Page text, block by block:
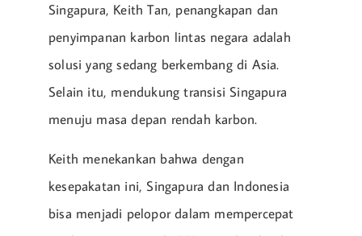
Singapura, Keith Tan, penangkapan dan
penyimpanan karbon lintas negara adalah
solusi yang sedang berkembang di Asia.
Selain itu, mendukung transisi Singapura
menuju masa depan rendah karbon.
Keith menekankan bahwa dengan
kesepakatan ini, Singapura dan Indonesia
bisa menjadi pelopor dalam mempercepat